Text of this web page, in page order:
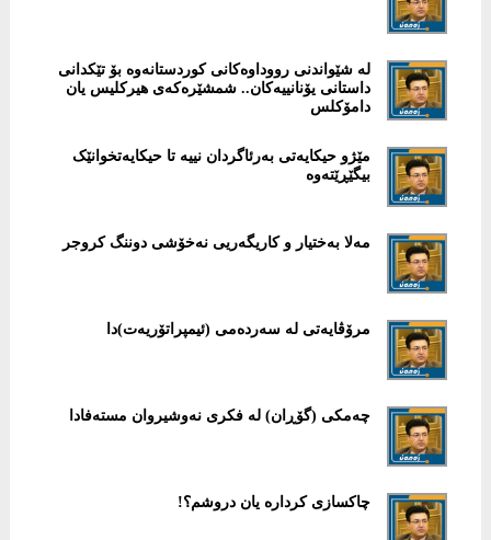
لە شێواندنی رووداوەکانی کوردستانەوە بۆ تێکدانی
داستانی یۆنانییەکان.. شمشێرەکەی هیرکلیس یان
دامۆکلس
مێژو حیکایەتی بەرئاگردان نییە تا حیکایەتخوانێک
بیگێڕێتەوە
مەلا بەختیار و کاریگەریی نەخۆشی دوننگ كروجر
مرۆڤایەتی لە سەردەمی (ئیمپراتۆریەت)دا
چەمکی (گۆڕان) لە فکری نەوشیروان مستەفادا
چاکسازی کردارە یان دروشم؟!